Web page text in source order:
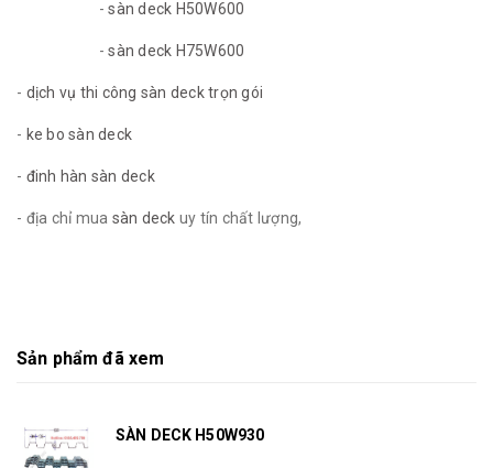
-sàn deck H50W600
-sàn deck H75W600
- dịch vụ thi công sàn deck trọn gói
- ke bo sàn deck
- đinh hàn sàn deck
- địa chỉ mua sàn deck uy tín chất lượng,
Sản phẩm đã xem
SÀN DECK H50W930